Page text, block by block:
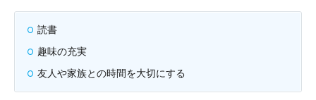
読書
趣味の充実
友人や家族との時間を大切にする